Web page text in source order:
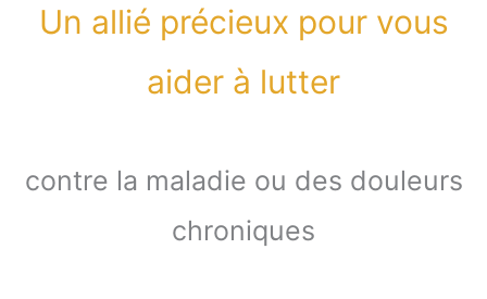
Un allié précieux pour vous
aider à lutter
contre la maladie ou des douleurs
chroniques